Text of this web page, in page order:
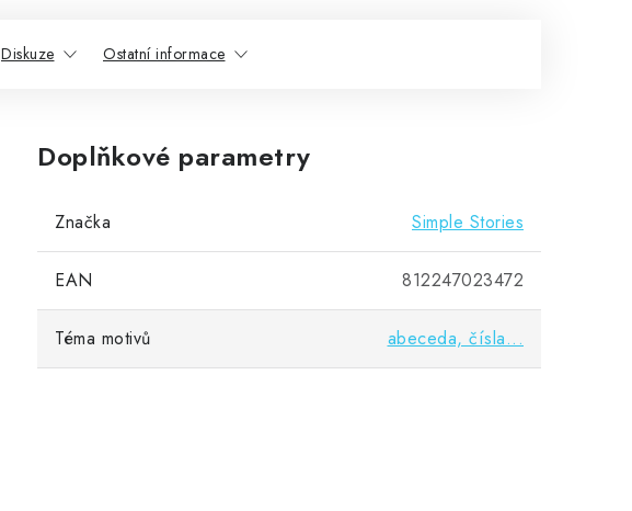
Diskuze Ostatní informace
Doplňkové parametry
Značka Simple Stories
EAN 812247023472
Téma motivů abeceda, čísla...